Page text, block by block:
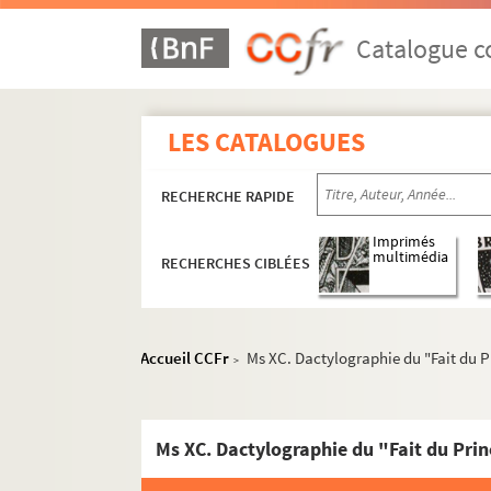
Catalogue
LES CATALOGUES
RECHERCHE RAPIDE
RECHERCHES CIBLÉES
Imprimés
multimédia
Accueil CCFr > Ms XC. Dactylographie du "Fait du
Ms XC. Dactylographie du "Fait du
Collaborations
Essais